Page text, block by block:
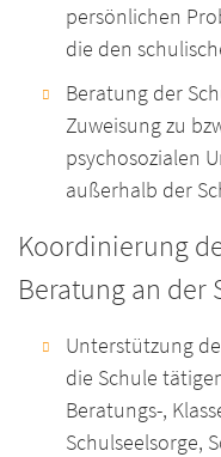
persönlichen
die den
Beratung der
Zuweisung zu
psychosozialen
außerhalb der
Koordinierung
Beratung an der
Unterstützung
die Schule
Beratungs-,
Schulseelsorge,